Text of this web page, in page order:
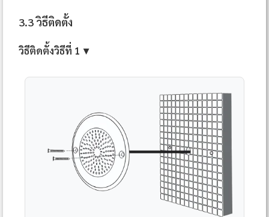
3.3 วิธีติดตั้ง
วิธีติดตั้งวิธีที่ 1 ▼